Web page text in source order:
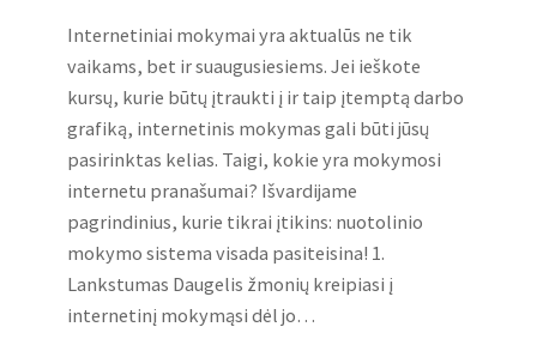
Internetiniai mokymai yra aktualūs ne tik
vaikams, bet ir suaugusiesiems. Jei ieškote
kursų, kurie būtų įtraukti į ir taip įtemptą darbo
grafiką, internetinis mokymas gali būti jūsų
pasirinktas kelias. Taigi, kokie yra mokymosi
internetu pranašumai? Išvardijame
pagrindinius, kurie tikrai įtikins: nuotolinio
mokymo sistema visada pasiteisina! 1.
Lankstumas Daugelis žmonių kreipiasi į
internetinį mokymąsi dėl jo…